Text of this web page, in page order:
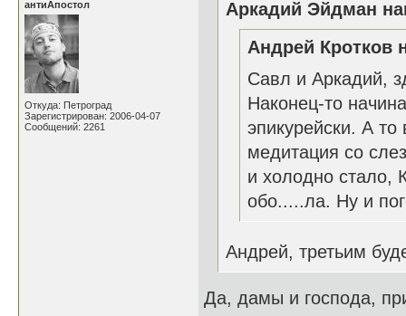
антиАпостол
Откуда: Петроград
Зарегистрирован: 2006-04-07
Сообщений: 2261
Аркадий Эйдман
Андрей Кротков
Савл и Аркадий,
Наконец-то
эпикурейски. А
медитация со
и холодно стало,
обо.....ла. Ну и
Андрей, третьим
Да, дамы и господа,